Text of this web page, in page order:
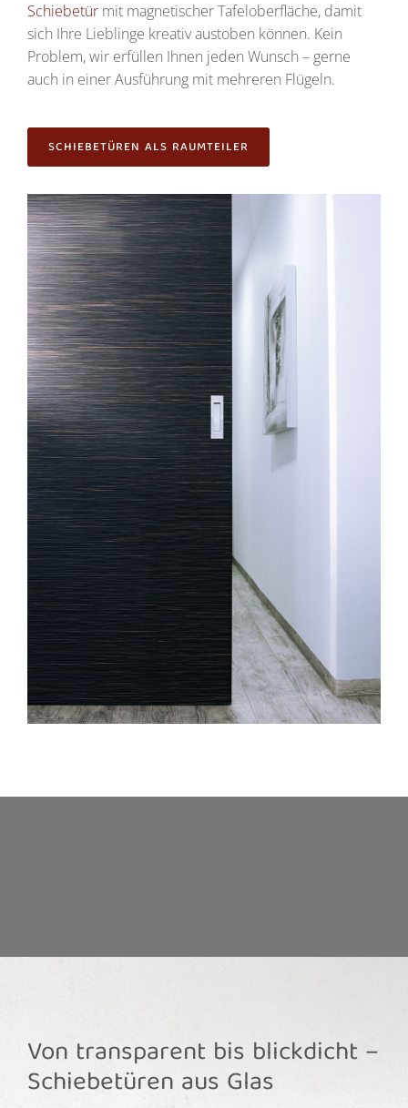
Schiebetürmit magnetischer Tafeloberfläche, damit
sich Ihre Lieblinge kreativ austoben können. Kein
Problem, wir erfüllen Ihnen jeden Wunsch – gerne
auch in einer Ausführung mit mehreren Flügeln.
SCHIEBETÜREN ALS RAUMTEILER
Von transparent bis blickdicht –
Schiebetüren aus Glas